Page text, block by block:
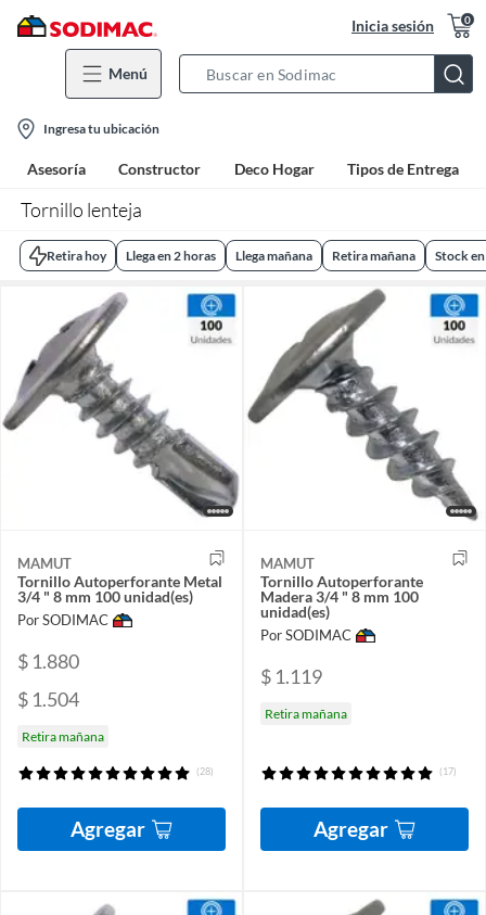
Inicia sesión 0
Menú
Bar
location-
icon
Ingresa tu ubicación
Asesoría Constructor Deco Hogar Tipos de Entrega
Tornillo lenteja
Retira hoy Llega en 2 horas Llega mañana Retira mañana Stock
MAMUT
Tornillo Autoperforante Metal
3/4 " 8 mm 100 unidad(es)
Por SODIMAC
$ 1.880
$ 1.504
Retira mañana
(28)
Agregar
MAMUT
Tornillo Autoperforante
Madera 3/4 " 8 mm 100
unidad(es)
Por SODIMAC
$ 1.119
Retira mañana
(17)
Agregar